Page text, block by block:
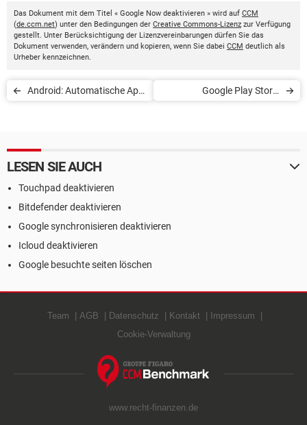
Das Dokument mit dem Titel « Google Now deaktivieren » wird auf CCM
(de.ccm.net) unter den Bedingungen der Creative Commons-Lizenz zur Verfügung
gestellt. Unter Berücksichtigung der Lizenzvereinbarungen dürfen Sie das
Dokument verwenden, verändern und kopieren, wenn Sie dabei CCM deutlich als
Urheber kennzeichnen.
Android: Automatische App-
Google Play Store:
LESEN SIE AUCH
Touchpad deaktivieren
Bitdefender deaktivieren
Google synchronisieren deaktivieren
Icloud deaktivieren
Google besuchte seiten löschen
Team AGB Datenschutz Kontakt
Impressum
Cookie-Verwaltung
www.recht-finanzen.de